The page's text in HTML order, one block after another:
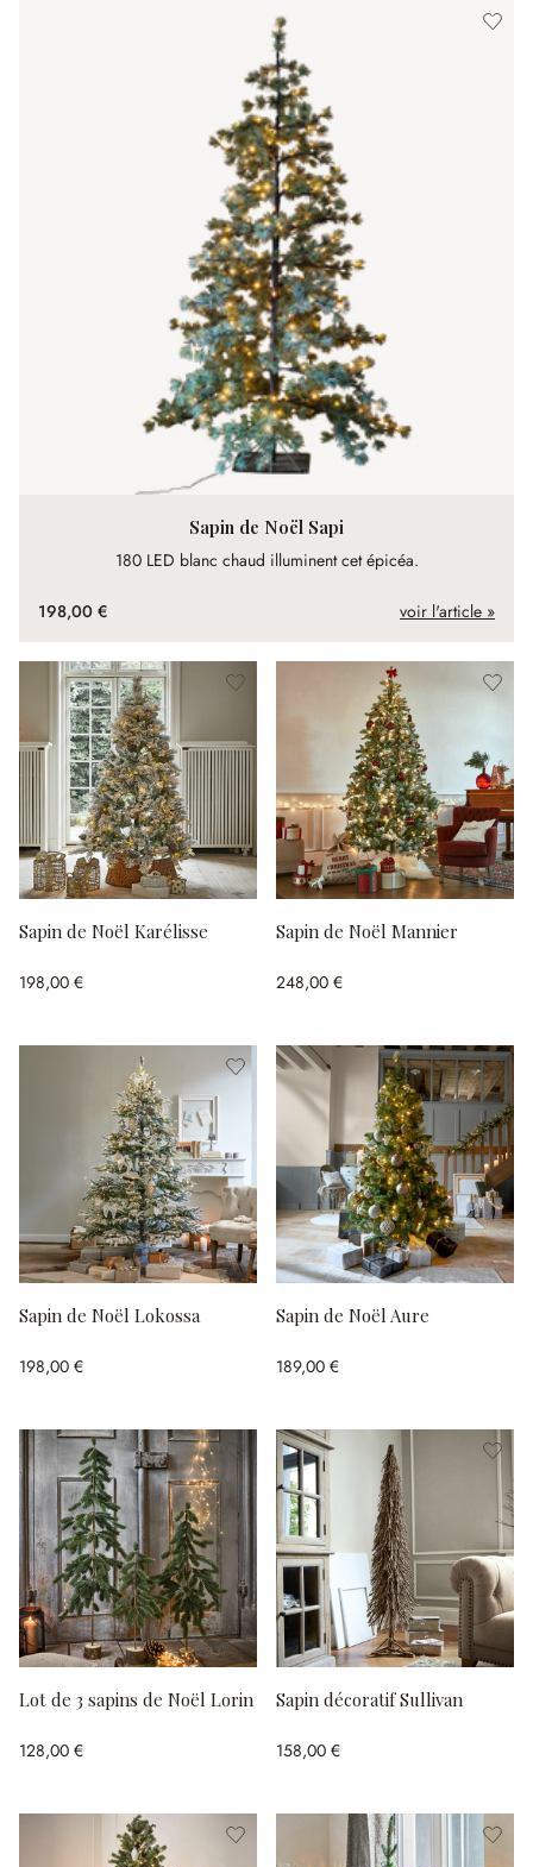
Sapin de Noël Sapi
180 LED blanc chaud illuminent cet épicéa.
198,00 € voir l'article »
Sapin de Noël Karélisse
198,00 €
Sapin de Noël Mannier
248,00 €
Sapin de Noël Lokossa
198,00 €
Sapin de Noël Aure
189,00 €
Lot de 3 sapins de Noël Lorin
128,00 €
Sapin décoratif Sullivan
158,00 €